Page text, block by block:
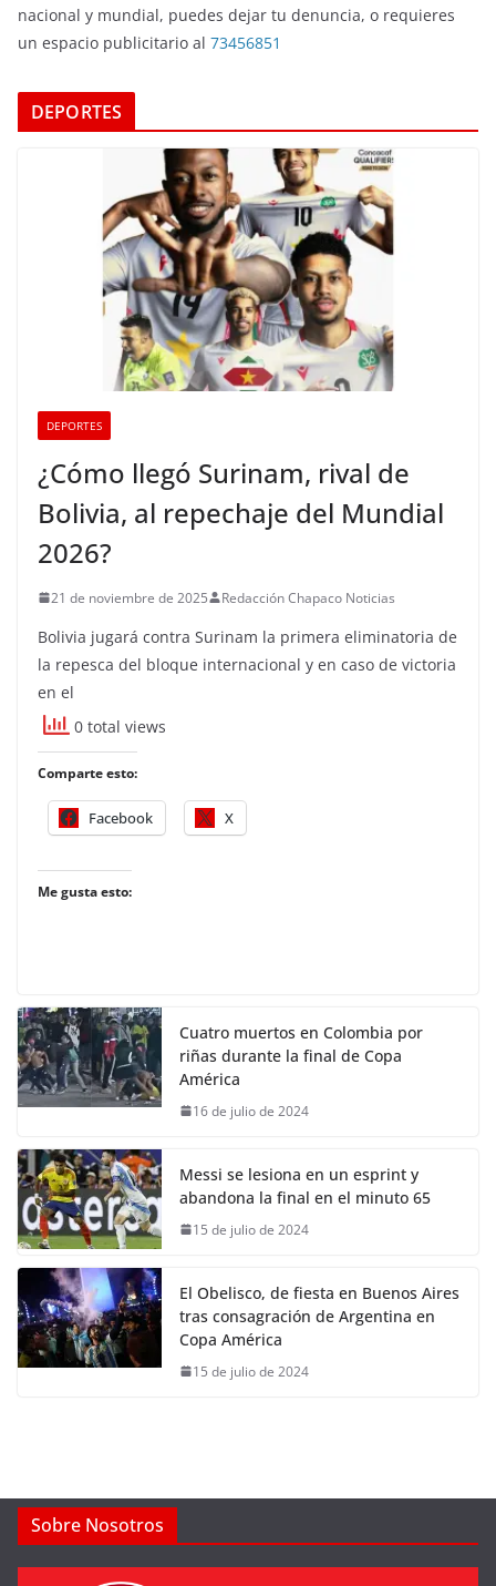
nacional y mundial, puedes dejar tu denuncia, o requieres
un espacio publicitario al 73456851
DEPORTES
DEPORTES
¿Cómo llegó Surinam, rival de
Bolivia, al repechaje del Mundial
2026?
21 de noviembre de 2025 Redacción Chapaco Noticias
Bolivia jugará contra Surinam la primera eliminatoria de
la repesca del bloque internacional y en caso de victoria
en el
0 total views
Comparte esto:
Facebook X
Me gusta esto:
Cuatro muertos en Colombia por
riñas durante la final de Copa
América
16 de julio de 2024
Messi se lesiona en un esprint y
abandona la final en el minuto 65
15 de julio de 2024
El Obelisco, de fiesta en Buenos Aires
tras consagración de Argentina en
Copa América
15 de julio de 2024
Sobre Nosotros